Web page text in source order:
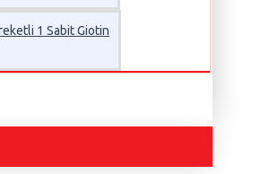
1 Sabit Giotin